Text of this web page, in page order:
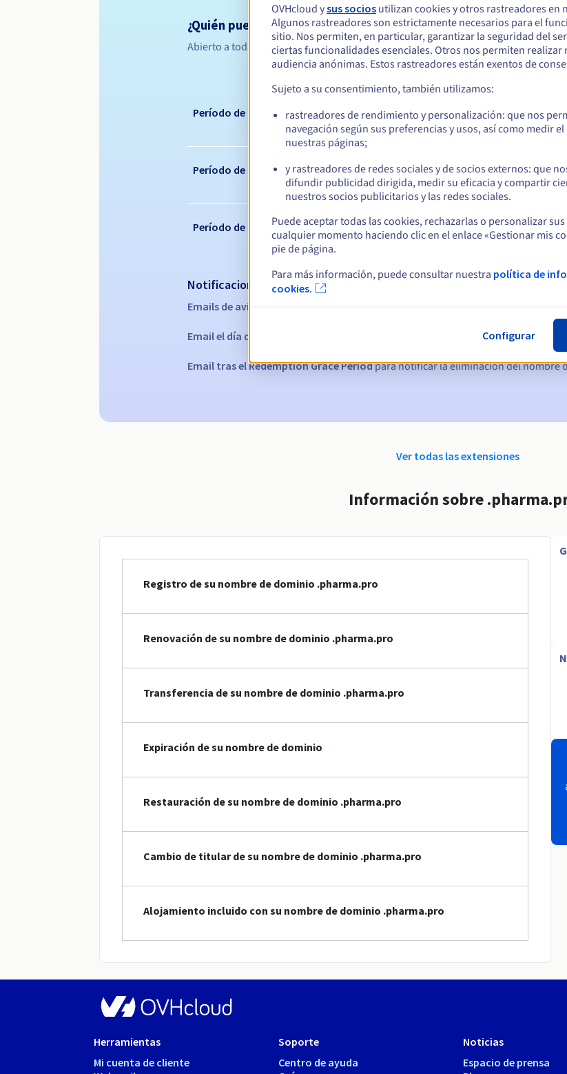
¿Quién puede registrar un .pharma.pro?
Abierto a todas las personas físicas o jurídicas, sin restricción geográfica.
Período de registro
Período de renovación
Período de redención
Notificaciones automáticas:
Emails de aviso:
Email el día del vencimiento para notificar la suspensión del nombre de dominio
Email tras el Redemption Grace Periodpara notificar la eliminación del nombre
Ver todas las extensiones
Información sobre
Registro de su nombre de dominio .pharma.pro
Renovación de su nombre de dominio .pharma.pro
Transferencia de su nombre de dominio .pharma.pro
Expiración de su nombre de dominio
Restauración de su nombre de dominio .pharma.pro
Cambio de titular de su nombre de dominio .pharma.pro
Alojamiento incluido con su nombre de dominio .pharma.pro
Herramientas
Mi cuenta de cliente
Soporte
Centro de ayuda
Noticias
Espacio de prensa
OVHcloud ysus socios utilizan cookies y otros rastreadores en
Algunos rastreadores son estrictamente necesarios para el
sitio. Nos permiten, en particular, garantizar la seguridad del
ciertas funcionalidades esenciales. Otros nos permiten realizar
audiencia anónimas. Estos rastreadores están exentos de
Sujeto a su consentimiento, también utilizamos:
rastreadores de rendimiento y personalización: que nos
navegación según sus preferencias y usos, así como medir
nuestras páginas;
y rastreadores de redes sociales y de socios externos: que
difundir publicidad dirigida, medir su eficacia y compartir
nuestros socios publicitarios y las redes sociales.
Puede aceptar todas las cookies, rechazarlas o personalizar
cualquier momento haciendo clic en el enlace «Gestionar mis
pie de página.
Para más información, puede consultar nuestra política de
cookies.
Configurar